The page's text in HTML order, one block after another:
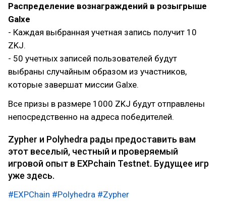
Распределение вознаграждений в розыгрыше
Galxe
- Каждая выбранная учетная запись получит 10
ZKJ.
- 50 учетных записей пользователей будут
выбраны случайным образом из участников,
которые завершат миссии Galxe.
Все призы в размере 1000 ZKJ будут отправлены
непосредственно на адреса победителей.
Zypher и Polyhedra рады предоставить вам
этот веселый, честный и проверяемый
игровой опыт в EXPchain Testnet. Будущее игр
уже здесь.
#EXPChain #Polyhedra #Zypher